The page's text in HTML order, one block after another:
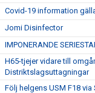
Covid-19 information
Jomi Disinfector
IMPONERANDE
H65-tjejer vidare till
Distriktslagsuttagningar
Följ helgens USM F18